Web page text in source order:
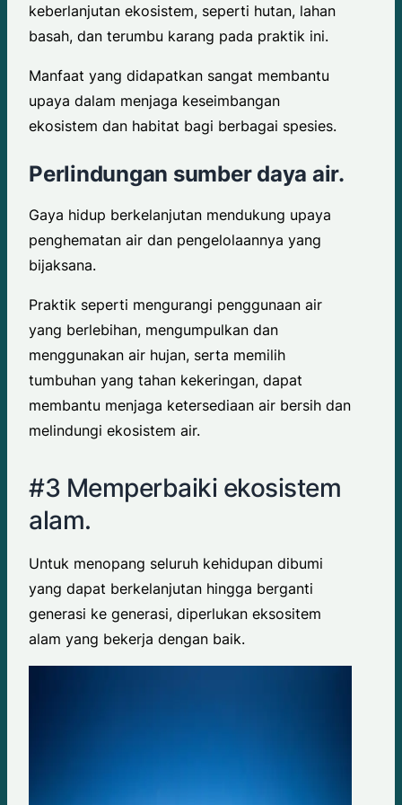
keberlanjutan ekosistem, seperti hutan, lahan
basah, dan terumbu karang pada praktik ini.
Manfaat yang didapatkan sangat membantu
upaya dalam menjaga keseimbangan
ekosistem dan habitat bagi berbagai spesies.
Perlindungan sumber daya air.
Gaya hidup berkelanjutan mendukung upaya
penghematan air dan pengelolaannya yang
bijaksana.
Praktik seperti mengurangi penggunaan air
yang berlebihan, mengumpulkan dan
menggunakan air hujan, serta memilih
tumbuhan yang tahan kekeringan, dapat
membantu menjaga ketersediaan air bersih dan
melindungi ekosistem air.
#3 Memperbaiki ekosistem
alam.
Untuk menopang seluruh kehidupan dibumi
yang dapat berkelanjutan hingga berganti
generasi ke generasi, diperlukan eksositem
alam yang bekerja dengan baik.